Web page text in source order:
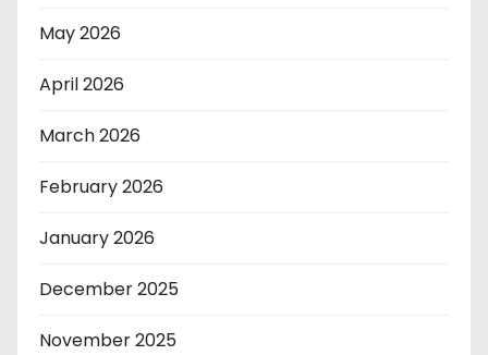
May 2026
April 2026
March 2026
February 2026
January 2026
December 2025
November 2025